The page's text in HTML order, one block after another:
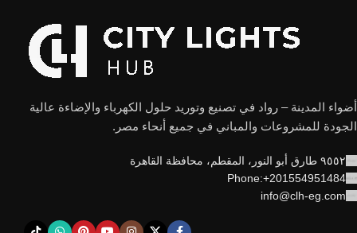
أضواء المدينة – رواد في تصنيع وتوريد حلول الكهرباء والإضاءة عالية
الجودة للمشروعات والمباني في جميع أنحاء مصر.
٩٥٥٢ طارق أبو النور، المقطم، محافظة القاهرة
Phone:+201554951484
info@clh-eg.com